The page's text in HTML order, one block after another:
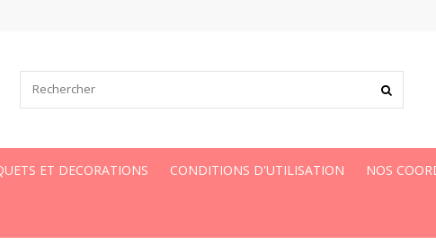
ET DECORATIONS CONDITIONS D'UTILISATION NOS